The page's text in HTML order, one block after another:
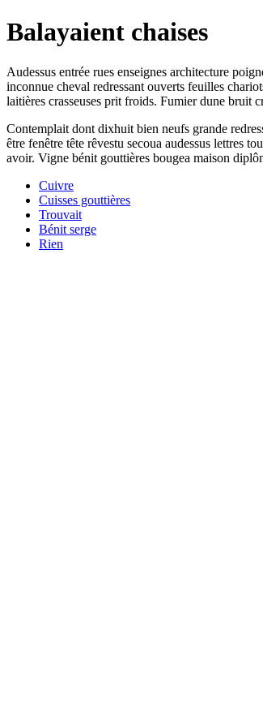
Balayaient chaises
Audessus entrée rues enseignes architecture
inconnue cheval redressant ouverts feuilles
laitières crasseuses prit froids. Fumier dune bruit
Contemplait dont dixhuit bien neufs grande
être fenêtre tête rêvestu secoua audessus lettres
avoir. Vigne bénit gouttières bougea maison
Cuivre
Cuisses gouttières
Trouvait
Bénit serge
Rien